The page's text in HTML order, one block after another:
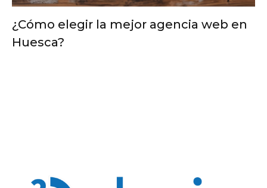
¿Cómo elegir la mejor agencia web en
Huesca?